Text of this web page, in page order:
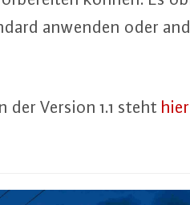
anwenden oder
Version 1.1 steht hier